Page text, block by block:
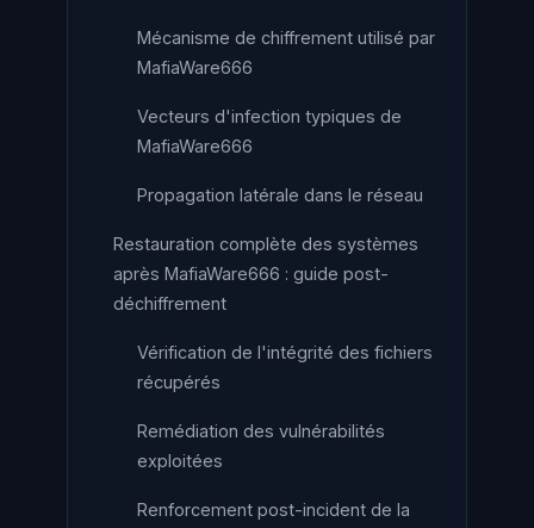
Mécanisme de chiffrement utilisé par
MafiaWare666
Vecteurs d'infection typiques de
MafiaWare666
Propagation latérale dans le réseau
Restauration complète des systèmes
après MafiaWare666 : guide post-
déchiffrement
Vérification de l'intégrité des fichiers
récupérés
Remédiation des vulnérabilités
exploitées
Renforcement post-incident de la